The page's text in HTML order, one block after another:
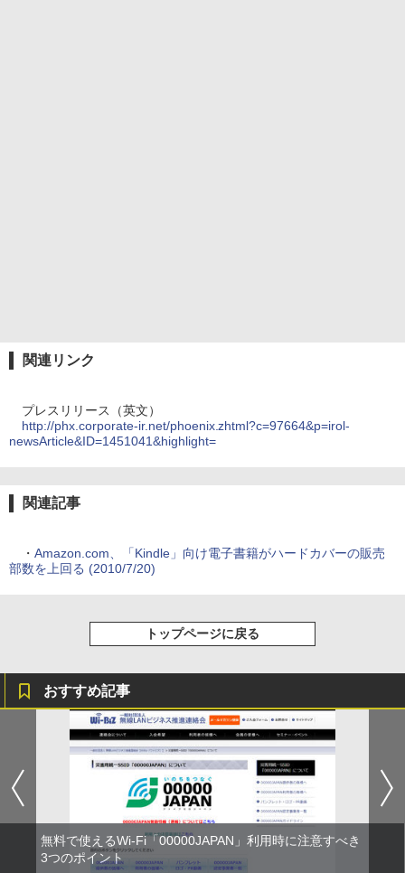
関連リンク
プレスリリース（英文）
http://phx.corporate-ir.net/phoenix.zhtml?c=97664&p=irol-
newsArticle&ID=1451041&highlight=
関連記事
・ Amazon.com、「Kindle」向け電子書籍がハードカバーの販売
部数を上回る (2010/7/20)
トップページに戻る
おすすめ記事
無料で使えるWi-Fi「00000JAPAN」利用時に注意すべき
3つのポイント